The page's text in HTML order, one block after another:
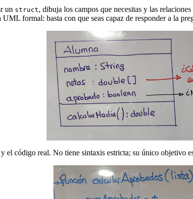
un struct, dibuja los campos que necesitas y las
formal: basta con que seas capaz de responder a la
el código real. No tiene sintaxis estricta; su único objetivo